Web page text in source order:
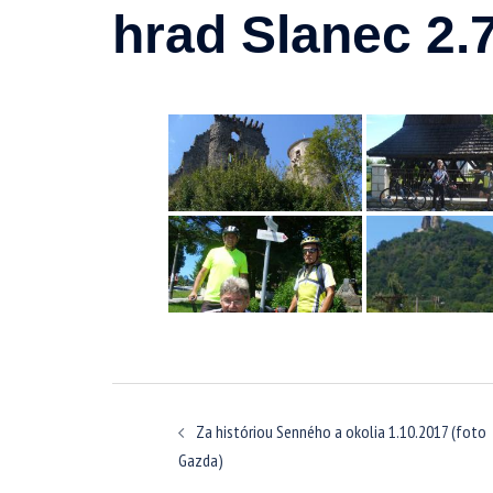
hrad Slanec
článkami
Za históriou Senného a okolia 1.10.2017 (foto
Gazda)